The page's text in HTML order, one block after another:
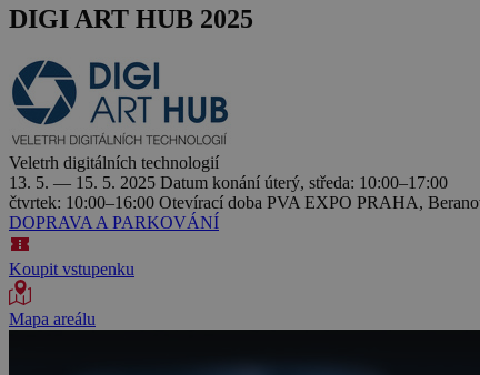
DIGI ART HUB 2025
Veletrh digitálních technologií
13. 5. — 15. 5. 2025 Datum konání úterý, středa: 10:00–17:00
čtvrtek: 10:00–16:00 Otevírací doba PVA EXPO PRAHA,
DOPRAVA A PARKOVÁNÍ
Koupit vstupenku
Mapa areálu